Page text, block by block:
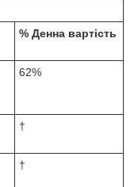
% Денна вартість
62%
†
†